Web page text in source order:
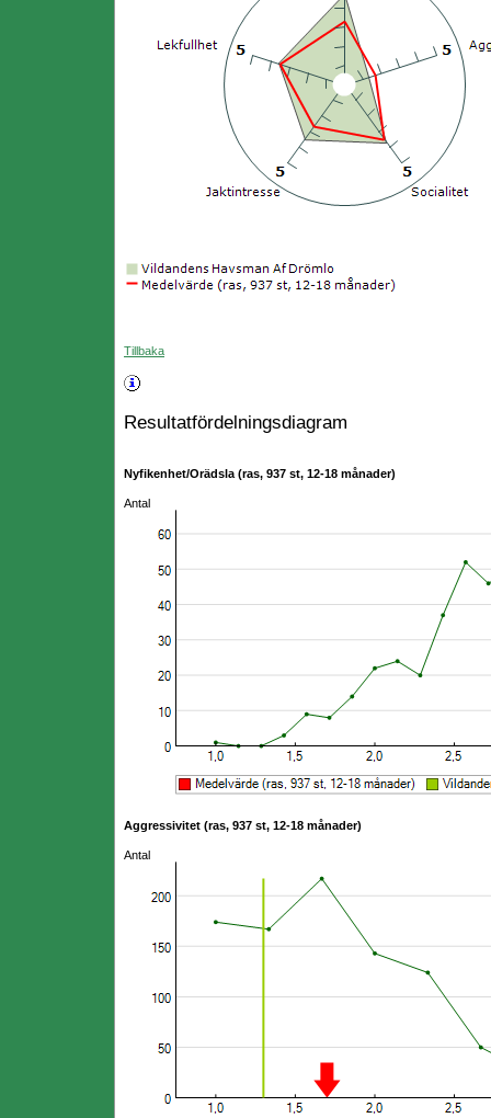
Tillbaka
Resultatfördelningsdiagram
Nyfikenhet/Orädsla (ras, 937 st, 12-18 månader)
Antal
Aggressivitet (ras, 937 st, 12-18 månader)
Antal